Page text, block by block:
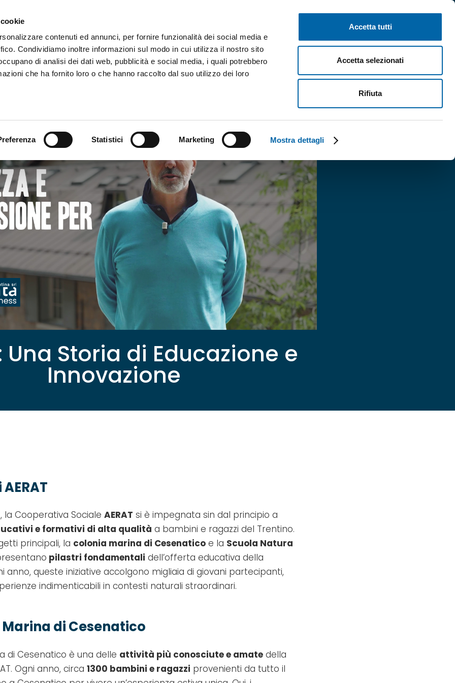
contenuti ed annunci, per fornire funzionalità dei social media e
Condividiamo inoltre informazioni sul modo in cui utilizza il nostro sito
di analisi dei dati web, pubblicità e social media, i quali potrebbero
che ha fornito loro o che hanno raccolto dal suo utilizzo dei loro
Statistici Marketing Mostra dettagli
Accetta tutti
Accetta selezionati
Rifiuta
Internet Casa Internet Business Chi Siamo Servizi
Una Storia di Educazione e
Innovazione
la Cooperativa Sociale AERAT si è impegnata sin dal principio a
e formativi di alta qualità a bambini e ragazzi del Trentino.
principali, la colonia marina di Cesenatico e la Scuola Natura
pilastri fondamentali dell’offerta educativa della
anno, queste iniziative accolgono migliaia di giovani partecipanti,
indimenticabili in contesti naturali straordinari.
di Cesenatico
di Cesenatico è una delle attività più conosciute e amate della
Ogni anno, circa 1300 bambini e ragazzi provenienti da tutto il